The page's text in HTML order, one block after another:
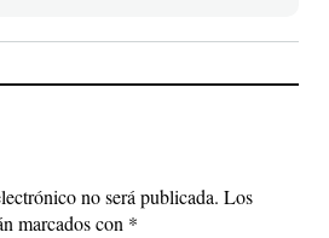
no será publicada. Los
marcados con *